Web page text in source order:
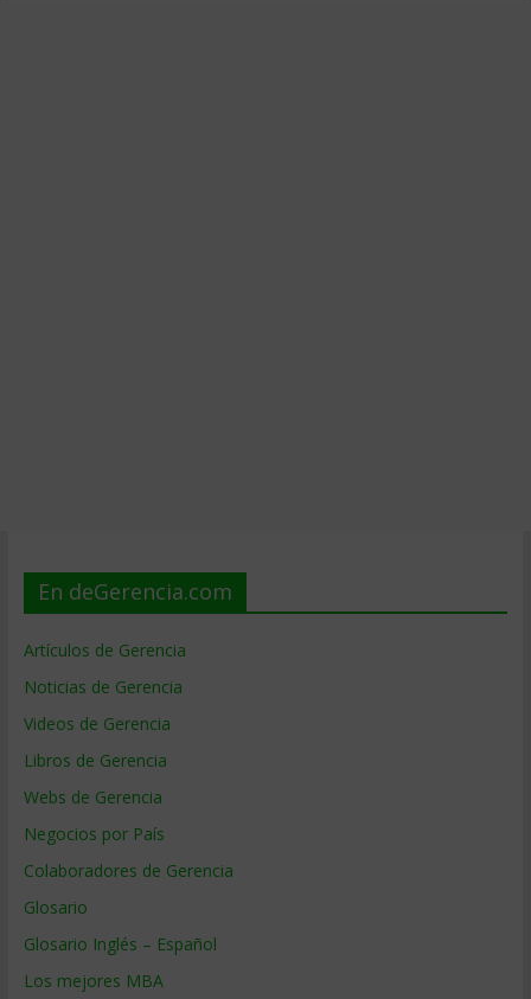
En deGerencia.com
Artículos de Gerencia
Noticias de Gerencia
Videos de Gerencia
Libros de Gerencia
Webs de Gerencia
Negocios por País
Colaboradores de Gerencia
Glosario
Glosario Inglés – Español
Los mejores MBA